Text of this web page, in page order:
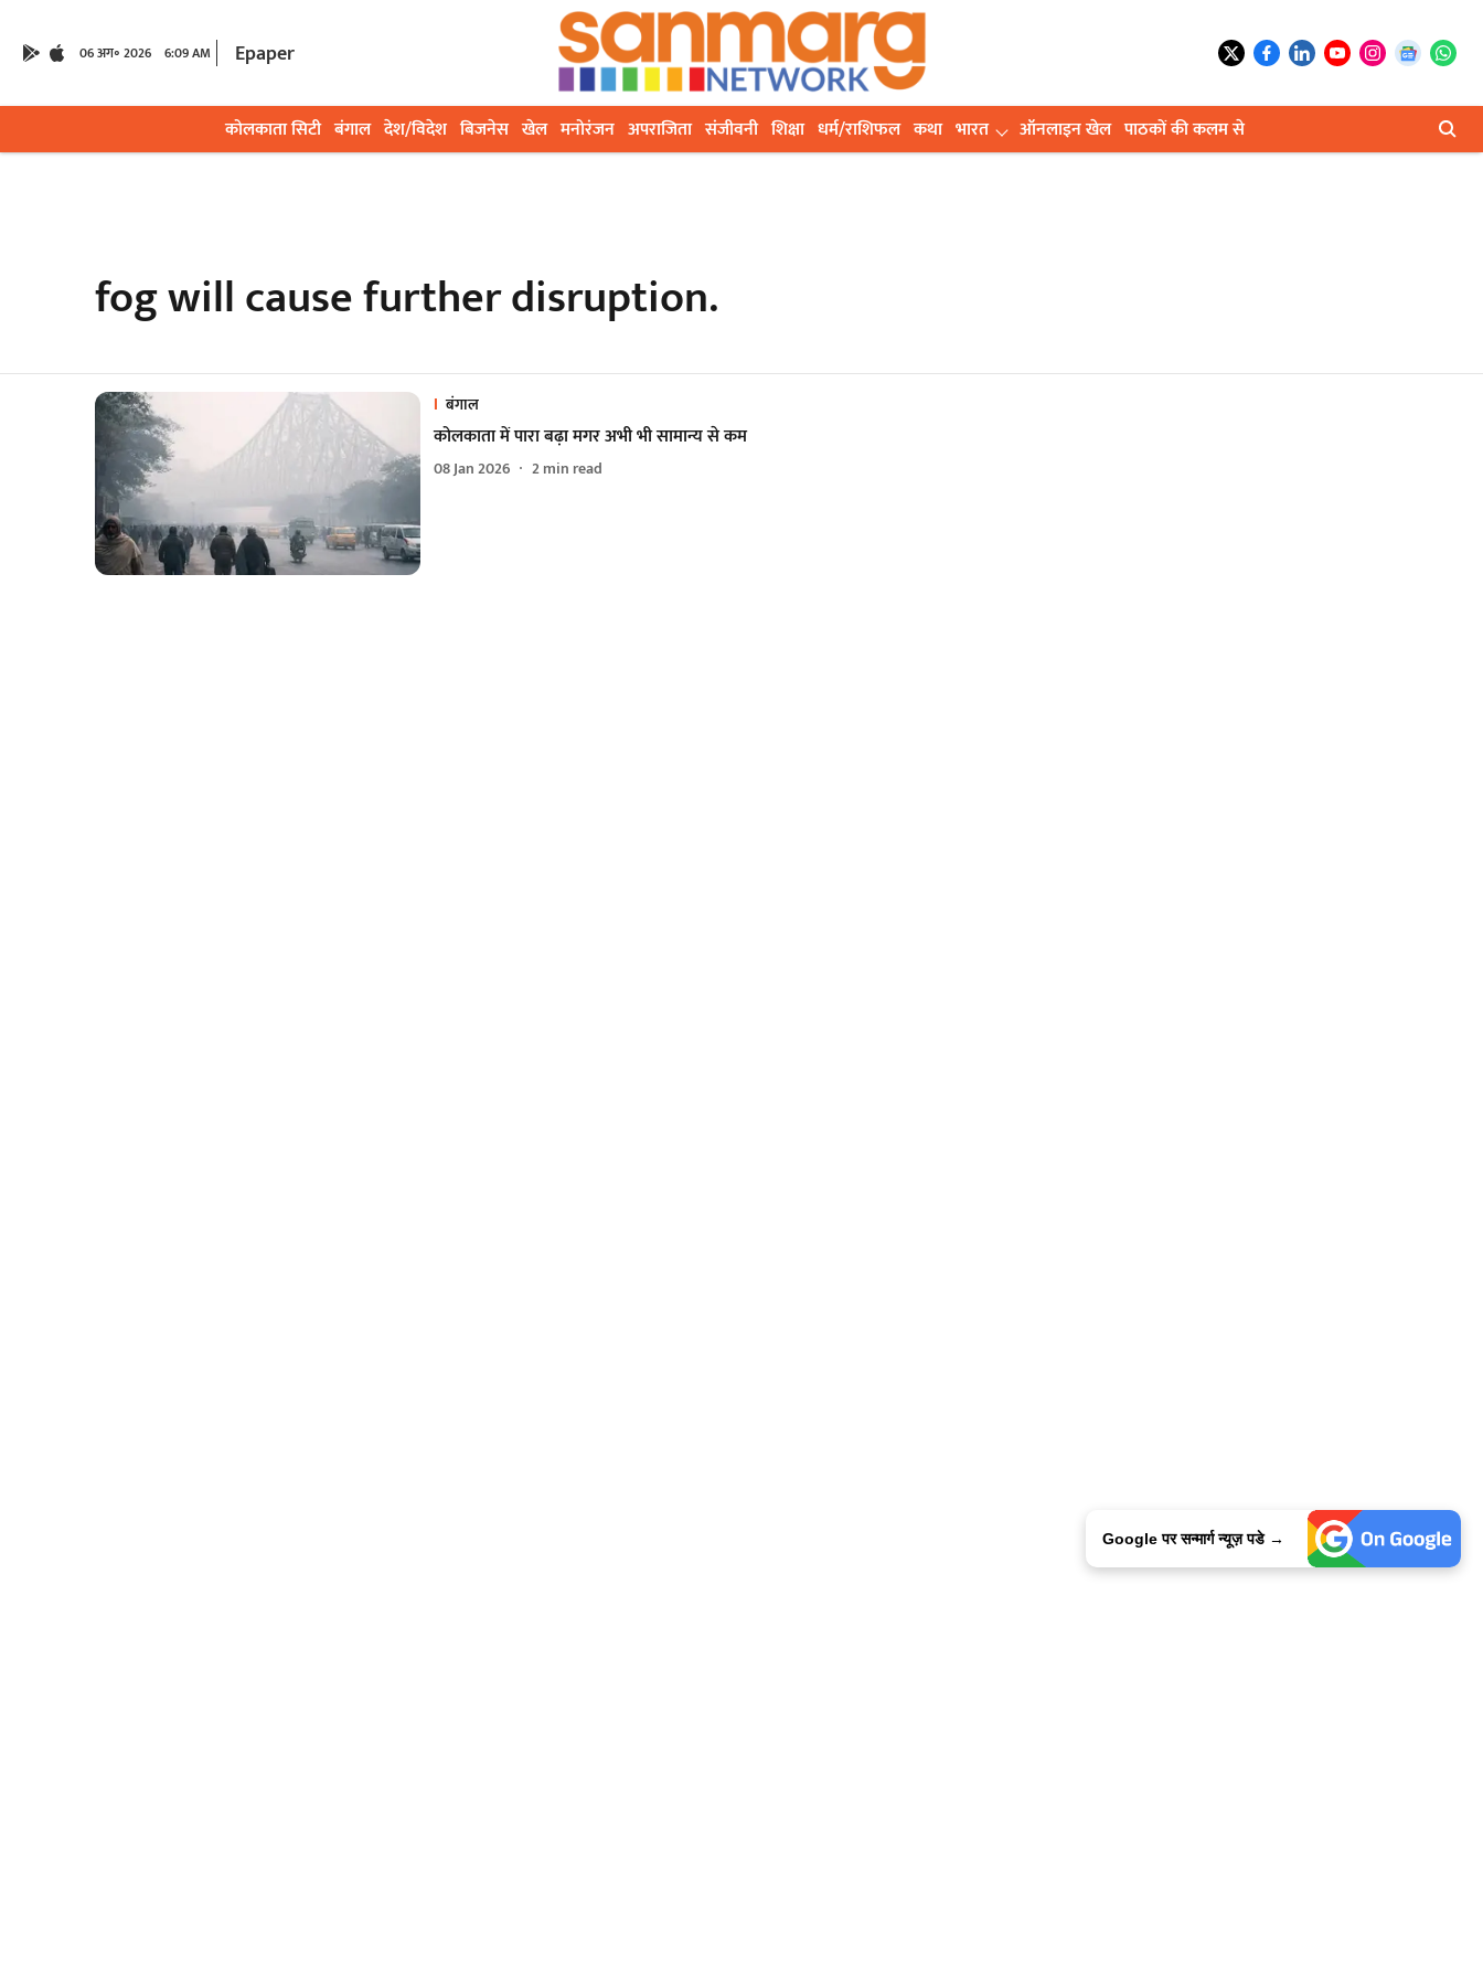
06 अग॰ 2026 6:09 AM Epaper
कोलकाता सिटी बंगाल देश/विदेश बिजनेस खेल मनोरंजन अपराजिता संजीवनी शिक्षा धर्म/राशिफल कथा भारत ऑनलाइन खेल पाठकों की कलम से
fog will cause further disruption.
बंगाल
कोलकाता में पारा बढ़ा मगर अभी भी सामान्य से कम
08 Jan 2026 2min read
Google पर सन्मार्ग न्यूज़ पडे →